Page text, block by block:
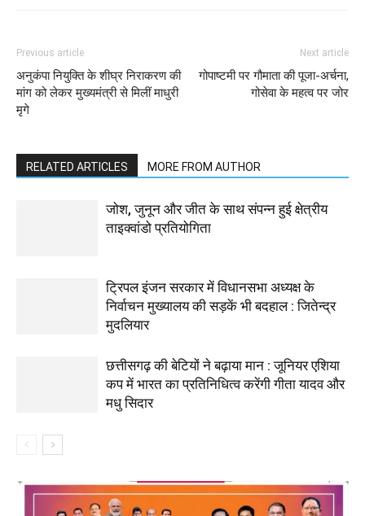
Previous article
अनुकंपा नियुक्ति के शीघ्र निराकरण की
मांग को लेकर मुख्यमंत्री से मिलीं माधुरी
मृगे
Next article
गोपाष्टमी पर गौमाता की पूजा-अर्चना,
गोसेवा के महत्व पर जोर
RELATED ARTICLES MORE FROM AUTHOR
जोश, जुनून और जीत के साथ संपन्न हुई क्षेत्रीय
ताइक्वांडो प्रतियोगिता
ट्रिपल इंजन सरकार में विधानसभा अध्यक्ष के
निर्वाचन मुख्यालय की सड़कें भी बदहाल : जितेन्द्र
मुदलियार
छत्तीसगढ़ की बेटियों ने बढ़ाया मान : जूनियर एशिया
कप में भारत का प्रतिनिधित्व करेंगी गीता यादव और
मधु सिदार